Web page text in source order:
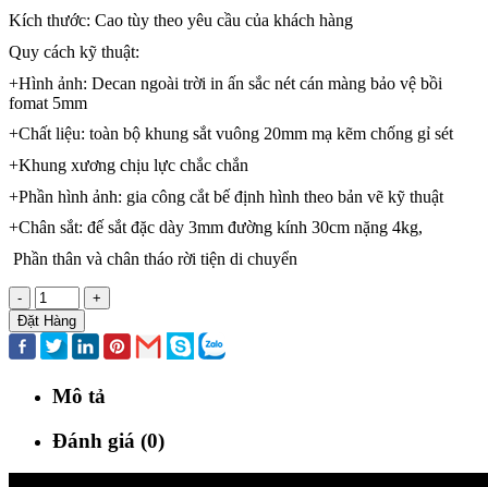
Kích thước: Cao tùy theo yêu cầu của khách hàng
Quy cách kỹ thuật:
+Hình ảnh: Decan ngoài trời in ấn sắc nét cán màng bảo vệ bồi
fomat 5mm
+Chất liệu: toàn bộ khung sắt vuông 20mm mạ kẽm chống gỉ sét
+Khung xương chịu lực chắc chắn
+Phần hình ảnh: gia công cắt bế định hình theo bản vẽ kỹ thuật
+Chân sắt: đế sắt đặc dày 3mm đường kính 30cm nặng 4kg,
Phần thân và chân tháo rời tiện di chuyển
-
+
Đặt Hàng
Mô tả
Đánh giá (0)